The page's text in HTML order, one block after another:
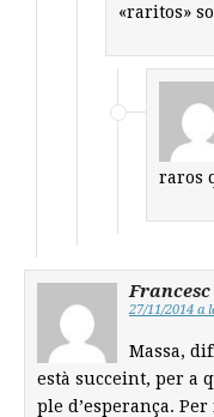
«raritos»
raros
Francesc
27/11/2014 a
Massa,
està succeint, per a
ple d’esperança.